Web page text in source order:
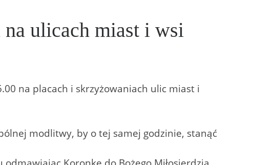
ulicach miast i wsi
na placach i skrzyżowaniach ulic miast i
modlitwy, by o tej samej godzinie, stanąć